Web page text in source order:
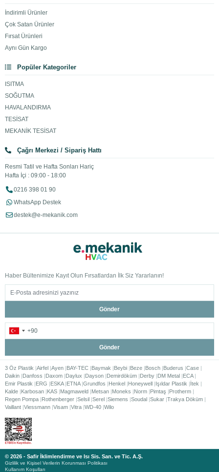
İndirimli Ürünler
Çok Satan Ürünler
Fırsat Ürünleri
Aynı Gün Kargo
Popüler Kategoriler
ISITMA
SOĞUTMA
HAVALANDIRMA
TESİSAT
MEKANİK TESİSAT
Çağrı Merkezi / Sipariş Hattı
Resmi Tatil ve Hafta Sonları Hariç
Hafta İçi : 09:00 - 18:00
0216 398 01 90
WhatsApp Destek
destek@e-mekanik.com
Haber Bültenimize Kayıt Olun Fırsatlardan İlk Siz Yararlanın!
Gönder
Gönder
3 Öz Plastik Airfel Ayen BAY-TEC Baymak Beybi Beze Bosch Buderus Case
Daikin Danfoss Daxom Daylux Dayson Demirdöküm Derby DM Metal ECA
Emir Plastik
ERG ESKA ETNA Grundfos Henkel Honeywell Işıldar Plastik
İtek
Kalde Karbosan KAS Magmaweld Metsan Moneks Norm Pimtaş
Protherm
Regen Pompa Rothenberger Selsil Serel Siemens Soudal Sukar Trakya Döküm
Vaillant Viessmann Visam Vitra WD-40 Wilo
© 2026 - Safir İklimlendirme ve Isı Sis. San. ve Tic. A.Ş.
Gizlilik ve Kişisel Verilerin Korunması Politikası
Kullanım Koşulları